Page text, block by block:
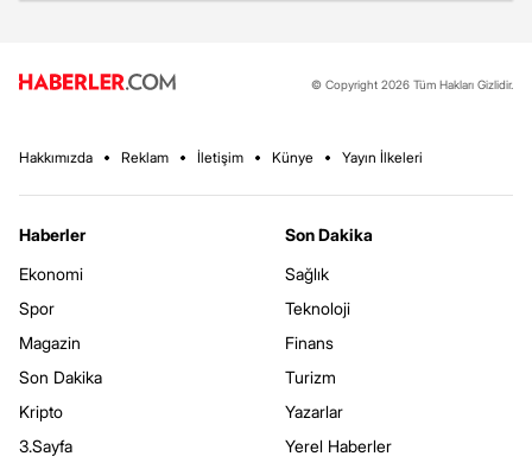
© Copyright 2026 Tüm Hakları Gizlidir.
Hakkımızda Reklam İletişim Künye Yayın İlkeleri
Haberler
Ekonomi
Spor
Magazin
Son Dakika
Kripto
3.Sayfa
Son Dakika
Sağlık
Teknoloji
Finans
Turizm
Yazarlar
Yerel Haberler